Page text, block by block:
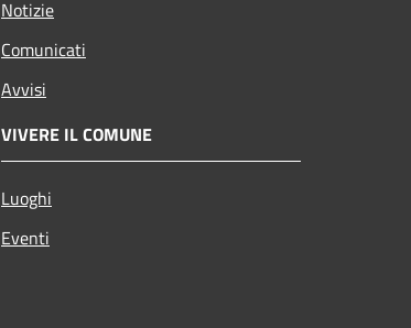
Notizie
Comunicati
Avvisi
VIVERE IL COMUNE
Luoghi
Eventi